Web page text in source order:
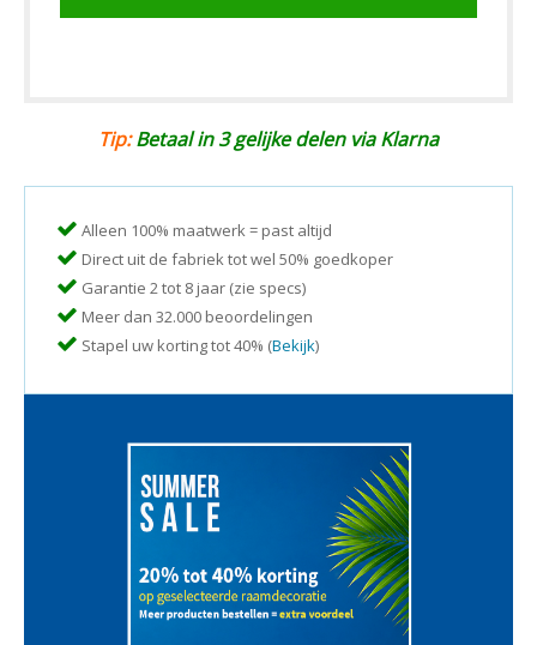
Tip:Betaal in 3 gelijke delen via Klarna
Alleen 100% maatwerk = past altijd
Direct uit de fabriek tot wel 50% goedkoper
Garantie 2 tot 8 jaar (zie specs)
Meer dan 32.000 beoordelingen
Stapel uw korting tot 40% (Bekijk)